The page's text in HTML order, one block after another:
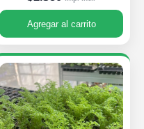
Agregar al carrito